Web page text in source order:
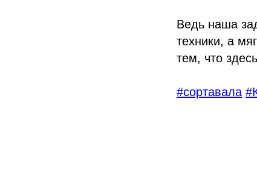
Ведь наша
техники, а
тем, что
#сортавала